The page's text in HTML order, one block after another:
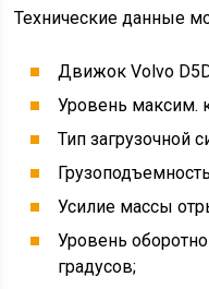
Технические данные
Движок Volvo
Уровень максим.
Тип загрузочной
Усилие массы
Уровень
градусов;